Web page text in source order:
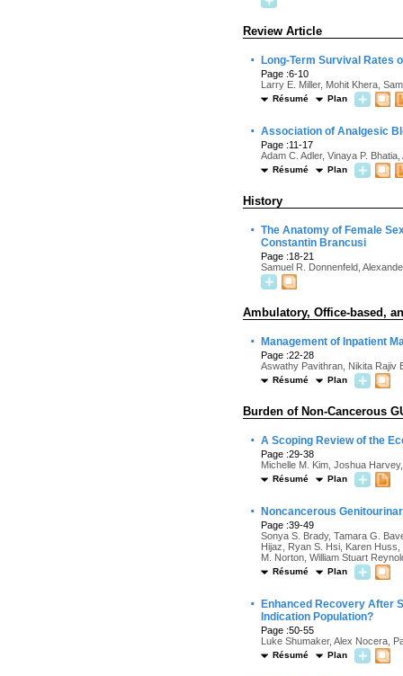
Review Article
· Long-Term Survival Rates
Page :6-10
Larry E. Miller, Mohit Khera,
Résumé Plan
· Association of Analgesic
Page :11-17
Adam C. Adler, Vinaya P.
Résumé Plan
History
· The Anatomy of Female
Constantin Brancusi
Page :18-21
Samuel R. Donnenfeld,
Ambulatory, Office-based,
· Management of Inpatient
Page :22-28
Aswathy Pavithran, Nikita Rajiv
Résumé Plan
Burden of Non-Cancerous
· A Scoping Review of the
Page :29-38
Michelle M. Kim, Joshua
Résumé Plan
· Noncancerous
Page :39-49
Sonya S. Brady, Tamara G.
Hijaz, Ryan S. Hsi, Karen
M. Norton, William Stuart
Résumé Plan
·
Enhanced Recovery After
Indication Population?
Page :50-55
Luke Shumaker, Alex Nocera,
Résumé Plan